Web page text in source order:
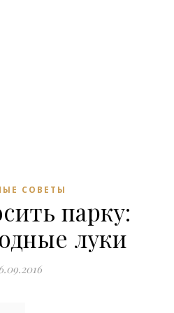
СОВЕТЫ
парку:
луки